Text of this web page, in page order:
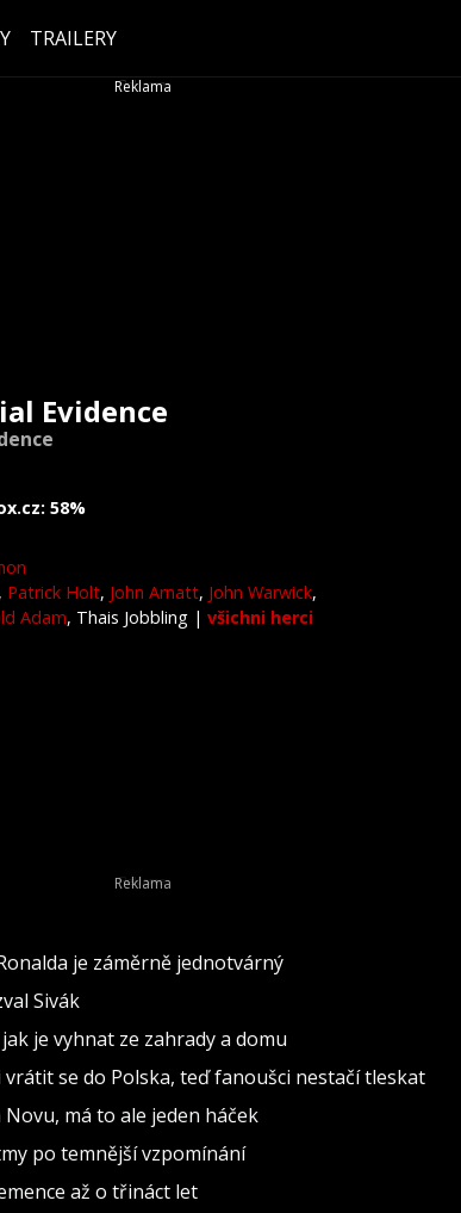
TRAILERY
Evidence
58%
, Patrick Holt, John Arnatt, John Warwick,
Adam, Thais Jobbling | všichni herci
je záměrně jednotvárný
Sivák
je vyhnat ze zahrady a domu
se do Polska, teď fanoušci nestačí tleskat
má to ale jeden háček
po temnější vzpomínání
až o třináct let